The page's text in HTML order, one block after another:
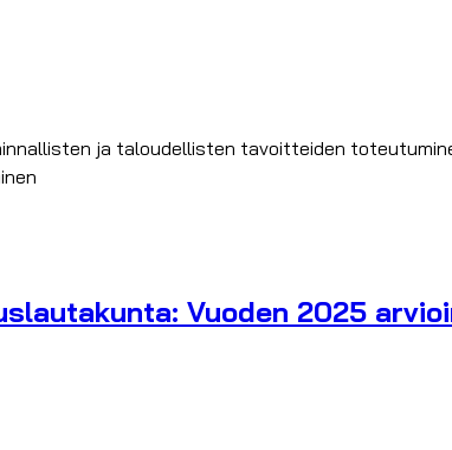
ja taloudellisten tavoitteiden
Vuoden 2025